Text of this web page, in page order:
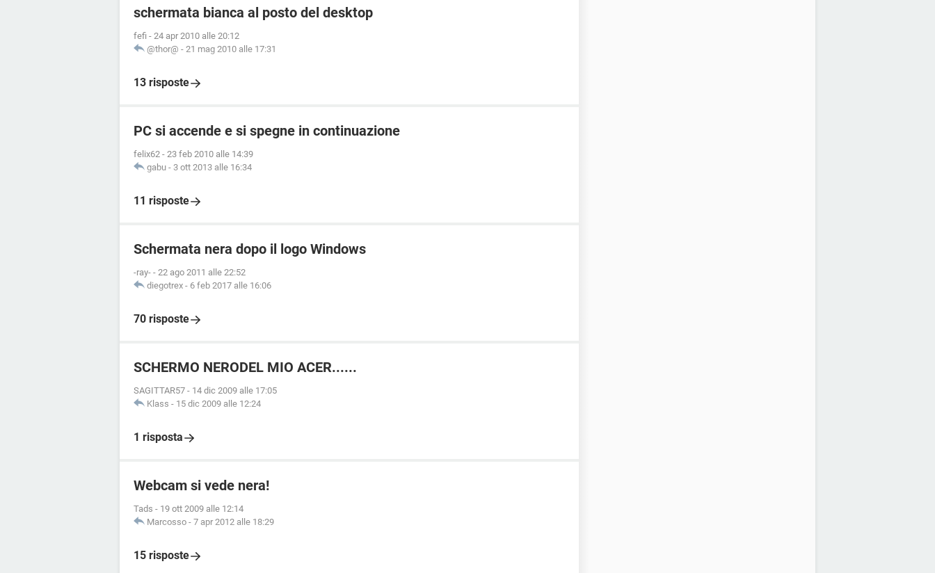
schermata bianca al posto del desktop
fefi - 24 apr 2010 alle 20:12
@thor@ - 21 mag 2010 alle 17:31
13 risposte
PC si accende e si spegne in continuazione
felix62 - 23 feb 2010 alle 14:39
gabu - 3 ott 2013 alle 16:34
11 risposte
Schermata nera dopo il logo Windows
-ray- - 22 ago 2011 alle 22:52
diegotrex - 6 feb 2017 alle 16:06
70 risposte
SCHERMO NERODEL MIO ACER......
SAGITTAR57 - 14 dic 2009 alle 17:05
Klass - 15 dic 2009 alle 12:24
1 risposta
Webcam si vede nera!
Tads - 19 ott 2009 alle 12:14
Marcosso - 7 apr 2012 alle 18:29
15 risposte